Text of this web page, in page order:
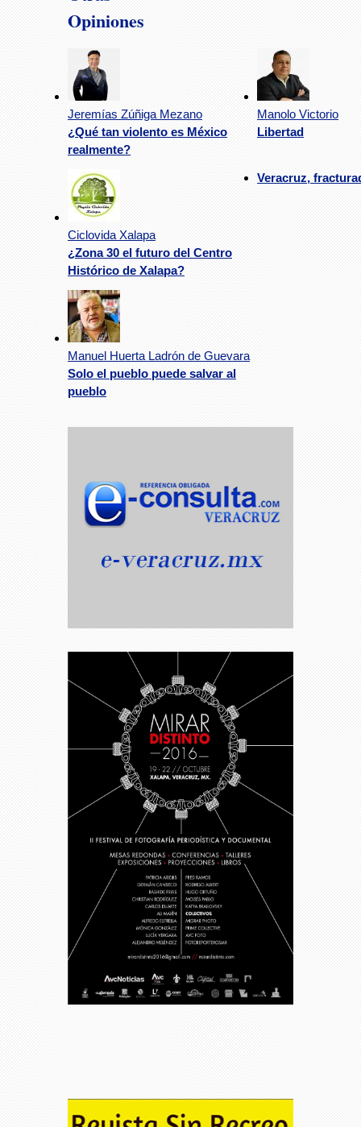
Opiniones
Jeremías Zúñiga Mezano
¿Qué tan violento es México
realmente?
Manolo Victorio
Libertad
Ciclovida Xalapa
¿Zona 30 el futuro del Centro
Histórico de Xalapa?
Veracruz,
Manuel Huerta Ladrón de Guevara
Solo el pueblo puede salvar al
pueblo